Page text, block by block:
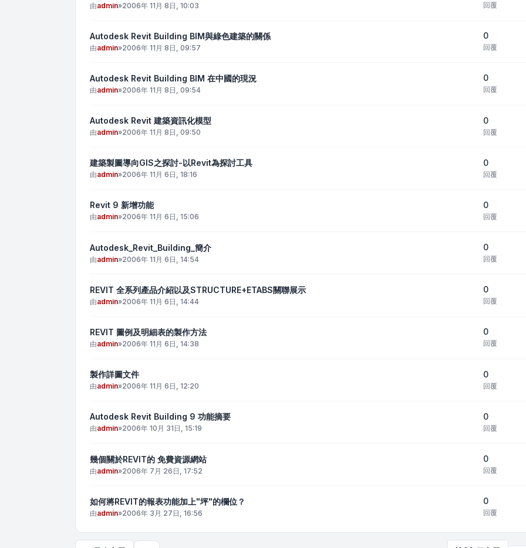
由admin»2006年 11月 8日, 10:03 回覆
Autodesk Revit Building BIM與綠色建築的關係
由admin»2006年 11月 8日, 09:57
0
回覆
Autodesk Revit Building BIM 在中國的現況
由admin»2006年 11月 8日, 09:54
0
回覆
Autodesk Revit 建築資訊化模型
由admin»2006年 11月 8日, 09:50
0
回覆
建築製圖導向GIS之探討-以Revit為探討工具
由admin»2006年 11月 6日, 18:16
0
回覆
Revit 9 新增功能
由admin»2006年 11月 6日, 15:06
0
回覆
Autodesk_Revit_Building_簡介
由admin»2006年 11月 6日, 14:54
0
回覆
REVIT 全系列產品介紹以及STRUCTURE+ETABS關聯展示
由admin»2006年 11月 6日, 14:44
0
回覆
REVIT 圖例及明細表的製作方法
由admin»2006年 11月 6日, 14:38
0
回覆
製作詳圖文件
由admin»2006年 11月 6日, 12:20
0
回覆
Autodesk Revit Building 9 功能摘要
由admin»2006年 10月 31日, 15:19
0
回覆
幾個關於REVIT的 免費資源網站
由admin»2006年 7月 26日, 17:52
0
回覆
如何將REVIT的報表功能加上"坪"的欄位？
由admin»2006年 3月 27日, 16:56
0
回覆